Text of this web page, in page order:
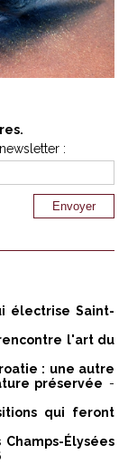
:
électrise Saint-
l'art du
: une autre
préservée -
qui feront
Élysées